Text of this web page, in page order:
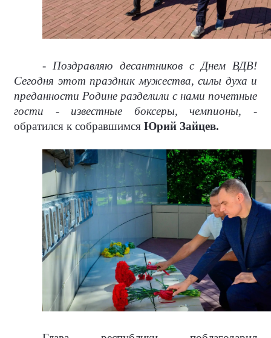
- Поздравляю десантников с Днем ВДВ!
Сегодня этот праздник мужества, силы духа и
преданности Родине разделили с нами почетные
гости - известные боксеры, чемпионы, -
обратился к собравшимся Юрий Зайцев.